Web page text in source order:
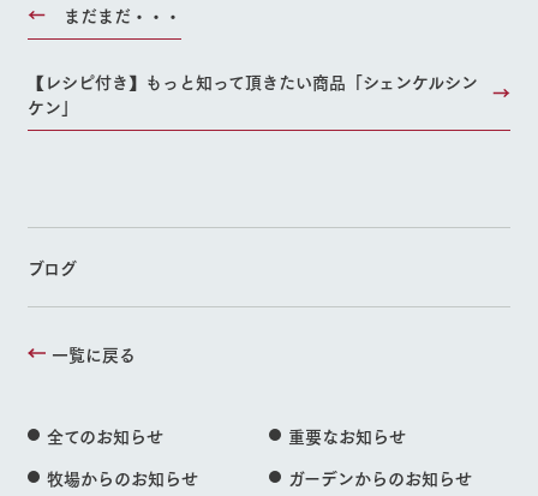
まだまだ・・・
【レシピ付き】もっと知って頂きたい商品「シェンケルシン
ケン」
ブログ
一覧に戻る
全てのお知らせ
重要なお知らせ
牧場からのお知らせ
ガーデンからのお知らせ